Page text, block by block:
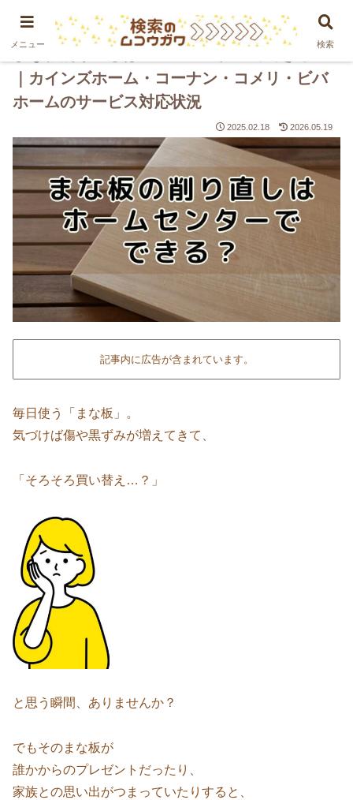
PR
まな板削り直しはホームセンターでできる？
｜カインズホーム・コーナン・コメリ・ビバ
ホームのサービス対応状況
2025.02.18 2026.05.19
記事内に広告が含まれています。
毎日使う「まな板」。
気づけば傷や黒ずみが増えてきて、
「そろそろ買い替え…？」
と思う瞬間、ありませんか？
でもそのまな板が
誰かからのプレゼントだったり、
家族との思い出がつまっていたりすると、
メニュー 検索